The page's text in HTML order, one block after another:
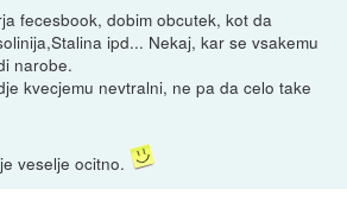
fecesbook, dobim obcutek, kot da
ipd... Nekaj, kar se vsakemu
narobe.
kvecjemu nevtralni, ne pa da celo take
veselje ocitno.